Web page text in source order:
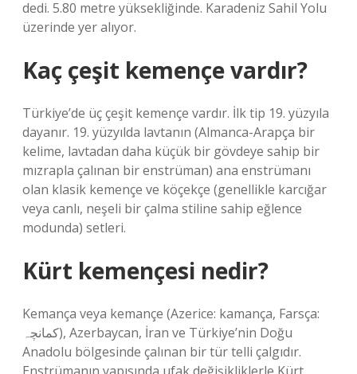
dedi. 5.80 metre yüksekliğinde. Karadeniz Sahil Yolu
üzerinde yer alıyor.
Kaç çeşit kemençe vardır?
Türkiye’de üç çeşit kemençe vardır. İlk tip 19. yüzyıla
dayanır. 19. yüzyılda lavtanın (Almanca-Arapça bir
kelime, lavtadan daha küçük bir gövdeye sahip bir
mızrapla çalınan bir enstrüman) ana enstrümanı
olan klasik kemençe ve köçekçe (genellikle karcığar
veya canlı, neşeli bir çalma stiline sahip eğlence
modunda) setleri.
Kürt kemençesi nedir?
Kemança veya kemançe (Azerice: kamança, Farsça:
کمانچہ), Azerbaycan, İran ve Türkiye’nin Doğu
Anadolu bölgesinde çalınan bir tür telli çalgıdır.